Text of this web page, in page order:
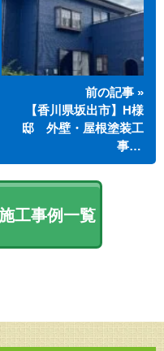
前の記事 »
【香川県坂出市】H様
邸 外壁・屋根塗装工
事…
工事例一覧